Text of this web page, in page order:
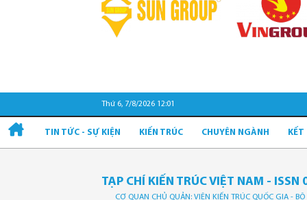
Thứ 6, 7/8/2026 12:01
TIN TỨC - SỰ KIỆN KIẾN TRÚC CHUYÊN NGÀNH
TẠP CHÍ KIẾN TRÚC VIỆT NAM - ISSN
CƠ QUAN CHỦ QUẢN: VIỆN KIẾN TRÚC QUỐC GIA -